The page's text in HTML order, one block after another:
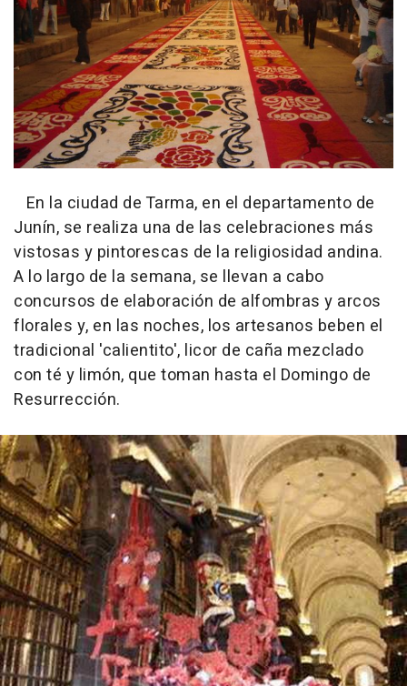
En la ciudad de Tarma, en el departamento de
Junín, se realiza una de las celebraciones más
vistosas y pintorescas de la religiosidad andina.
A lo largo de la semana, se llevan a cabo
concursos de elaboración de alfombras y arcos
florales y, en las noches, los artesanos beben el
tradicional 'calientito', licor de caña mezclado
con té y limón, que toman hasta el Domingo de
Resurrección.